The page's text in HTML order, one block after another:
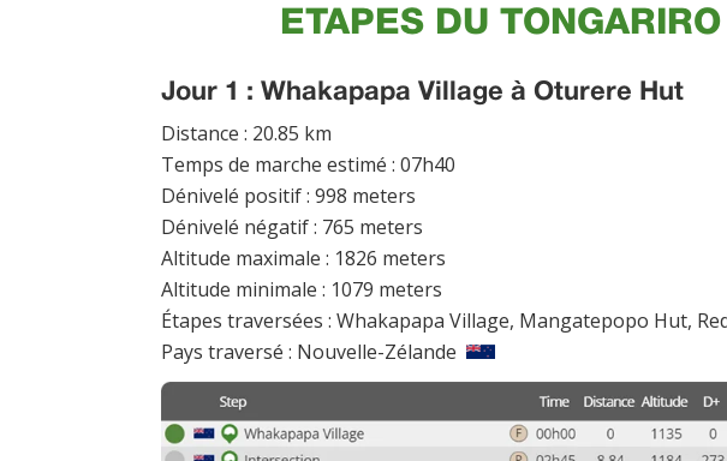
ETAPES DU
Jour 1 : Whakapapa Village à Oturere Hut
Distance : 20.85 km
Temps de marche estimé : 07h40
Dénivelé positif : 998 meters
Dénivelé négatif : 765 meters
Altitude maximale : 1826 meters
Altitude minimale : 1079 meters
Étapes traversées : Whakapapa Village, Mangatepopo Hut,
Pays traversé : Nouvelle-Zélande